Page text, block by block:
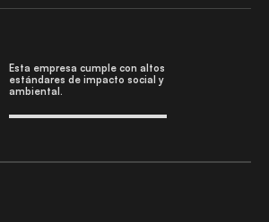
Esta empresa cumple con altos
estándares de impacto social y
ambiental.